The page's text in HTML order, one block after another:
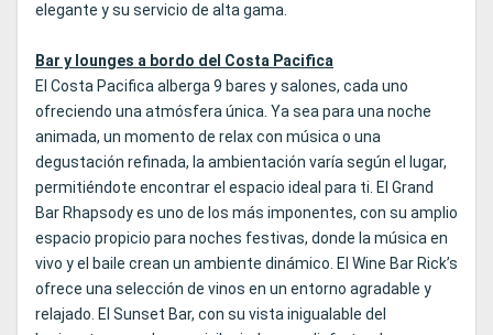
elegante y su servicio de alta gama.
Bar y lounges a bordo del Costa Pacifica
El Costa Pacifica alberga 9 bares y salones, cada uno
ofreciendo una atmósfera única. Ya sea para una noche
animada, un momento de relax con música o una
degustación refinada, la ambientación varía según el lugar,
permitiéndote encontrar el espacio ideal para ti. El Grand
Bar Rhapsody es uno de los más imponentes, con su amplio
espacio propicio para noches festivas, donde la música en
vivo y el baile crean un ambiente dinámico. El Wine Bar Rick’s
ofrece una selección de vinos en un entorno agradable y
relajado. El Sunset Bar, con su vista inigualable del